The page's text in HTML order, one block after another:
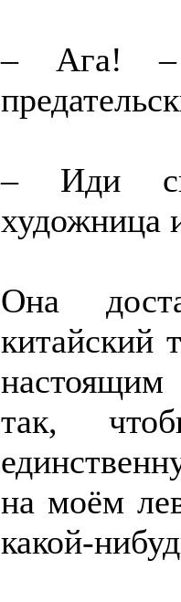
– Ага! –
– Иди
художница
Она
китайский
настоящим
так,
на моём
какой-